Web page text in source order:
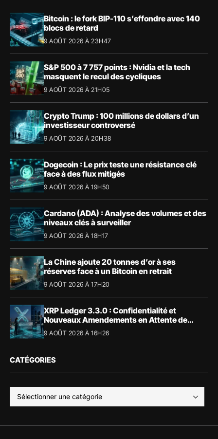
Bitcoin : le fork BIP-110 s’effondre avec 140
blocs de retard
9 AOÛT 2026 À 23H47
S&P 500 à 7 757 points : Nvidia et la tech
masquent le recul des cycliques
9 AOÛT 2026 À 21H05
Crypto Trump : 100 millions de dollars d’un
investisseur controversé
9 AOÛT 2026 À 20H38
Dogecoin : Le prix teste une résistance clé
face à des flux mitigés
9 AOÛT 2026 À 19H50
Cardano (ADA) : Analyse des volumes et des
niveaux clés à surveiller
9 AOÛT 2026 À 18H17
La Chine ajoute 20 tonnes d’or à ses
réserves face à un Bitcoin en retrait
9 AOÛT 2026 À 17H20
XRP Ledger 3.3.0 : Confidentialité et
Nouveaux Amendements en Attente de
Validation
9 AOÛT 2026 À 16H26
CATÉGORIES